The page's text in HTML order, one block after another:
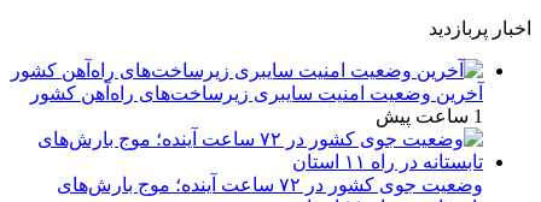
اخبار پربازدید
آخرین وضعیت امنیت سایبری زیرساخت‌های راه‌آهن کشور
1 ساعت پیش
وضعیت جوی کشور در ۷۲ ساعت آینده؛ موج بارش‌های